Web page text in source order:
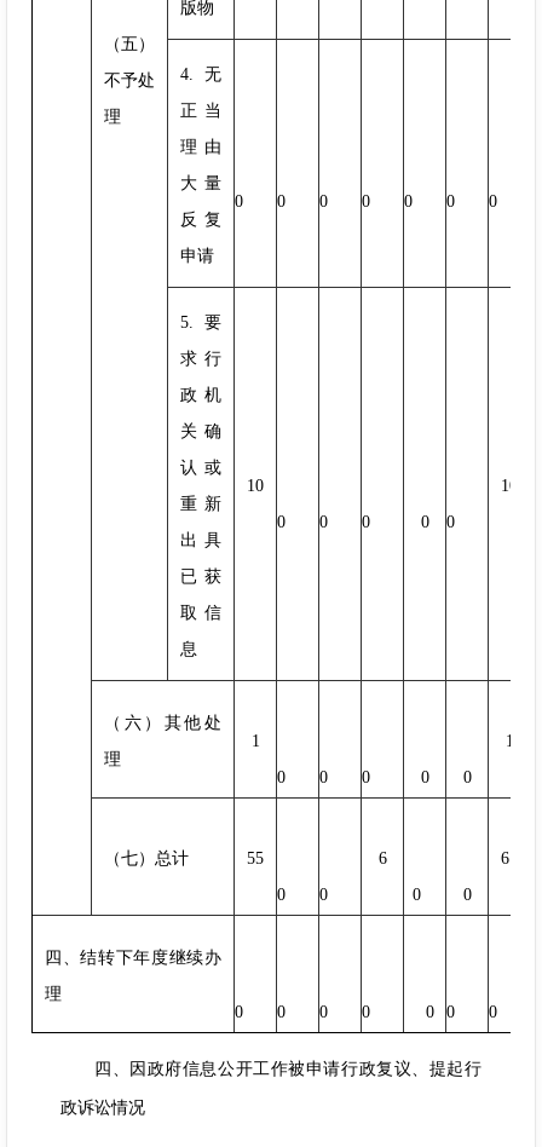
（五）
不予处
理
版物
4.无
正当
理由
大量
反复
申请
0 0 0 0 0 0 0
5.要
求行
政机
关确
认或
重新
出具
已获
取信
息
10
0
0 0 0 0
10
（六）其他处
理
1
0
0 0 0 0
1
（七）总计
55
0
0
6
0
0
61
四、结转下年度继续办
理
0
0 0 0 0 0 0
四、因政府信息公开工作被申请行政复议、提起行
政诉讼情况